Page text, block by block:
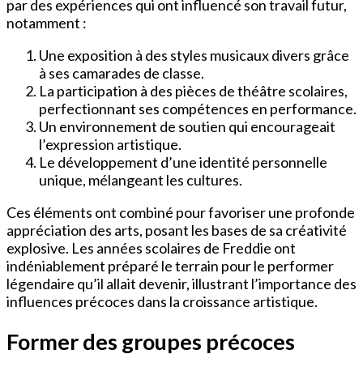
par des expériences qui ont influencé son travail futur,
notamment :
Une exposition à des styles musicaux divers grâce
à ses camarades de classe.
La participation à des pièces de théâtre scolaires,
perfectionnant ses compétences en performance.
Un environnement de soutien qui encourageait
l’expression artistique.
Le développement d’une identité personnelle
unique, mélangeant les cultures.
Ces éléments ont combiné pour favoriser une profonde
appréciation des arts, posant les bases de sa créativité
explosive. Les années scolaires de Freddie ont
indéniablement préparé le terrain pour le performer
légendaire qu’il allait devenir, illustrant l’importance des
influences précoces dans la croissance artistique.
Former des groupes précoces